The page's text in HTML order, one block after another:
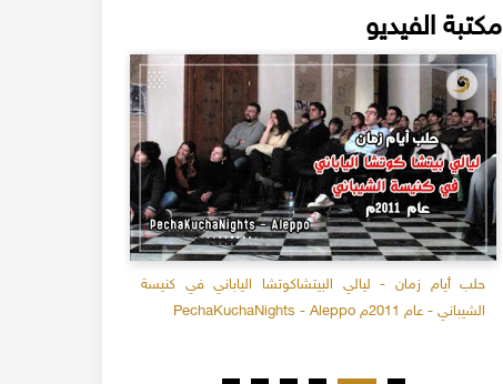
مكتبة الفيديو
حلب أيام زمان - ليالي البيتشاكوتشا الياباني في كنيسة
الشيباني - عام 2011م PechaKuchaNights - Aleppo